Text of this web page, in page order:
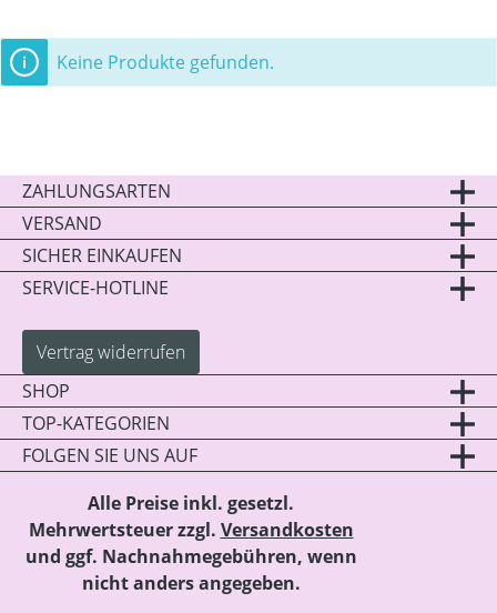
Keine Produkte gefunden.
ZAHLUNGSARTEN
VERSAND
SICHER EINKAUFEN
SERVICE-HOTLINE
Vertrag widerrufen
SHOP
TOP-KATEGORIEN
FOLGEN SIE UNS AUF
Alle Preise inkl. gesetzl.
Mehrwertsteuer zzgl. Versandkosten
und ggf. Nachnahmegebühren, wenn
nicht anders angegeben.